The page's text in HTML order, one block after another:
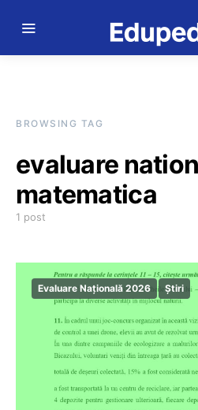
BROWSING TAG
evaluare
matematica
1 post
Evaluare Națională 2026 Știri